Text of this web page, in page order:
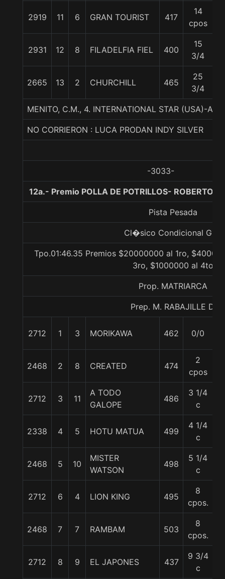
2919 11 6 GRAN TOURIST 417
14
cpos
2931 12 8 FILADELFIA FIEL 400
15
3/4
2665 13 2 CHURCHILL 465
25
3/4
MENITO, C.M., 4. INTERNATIONAL STAR (USA)-
NO CORRIERON : LUCA PRODAN INDY SILVER
-3033-
12a.- Premio POLLA DE POTRILLOS- ROBERTO
Pista Pesada
Cl�sico Condicional Gr. 1
Tpo.01:46.35 Premios $20000000 al 1ro,
3ro, $1000000 al 4to
Prop. MATRIARCA
Prep. M. RABAJILLE D.
2712 1 3 MORIKAWA 462 0/0
2468 2 8 CREATED 474
2
cpos
2712 3 11
A TODO
GALOPE
486
3 1/4
c
2338 4 5 HOTU MATUA 499
4 1/4
c
2468 5 10
MISTER
WATSON
498
5 1/4
c
2712 6 4 LION KING 495
8
cpos.
2468 7 7 RAMBAM 503
8
cpos.
2712 8 9 EL JAPONES 437
9 3/4
c